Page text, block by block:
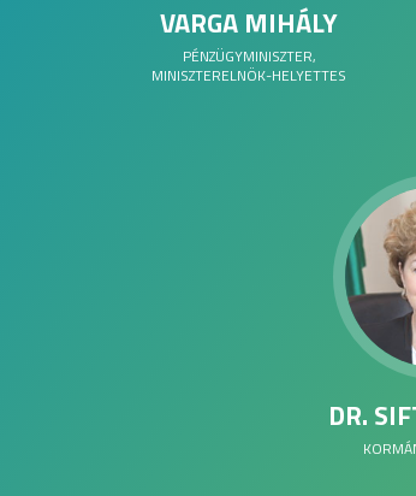
VARGA MIHÁLY
PÉNZÜGYMINISZTER,
MINISZTERELNÖK-HELYETTES
DR.